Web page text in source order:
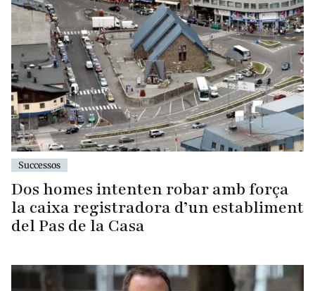
Successos
Dos homes intenten robar amb força
la caixa registradora d’un establiment
del Pas de la Casa